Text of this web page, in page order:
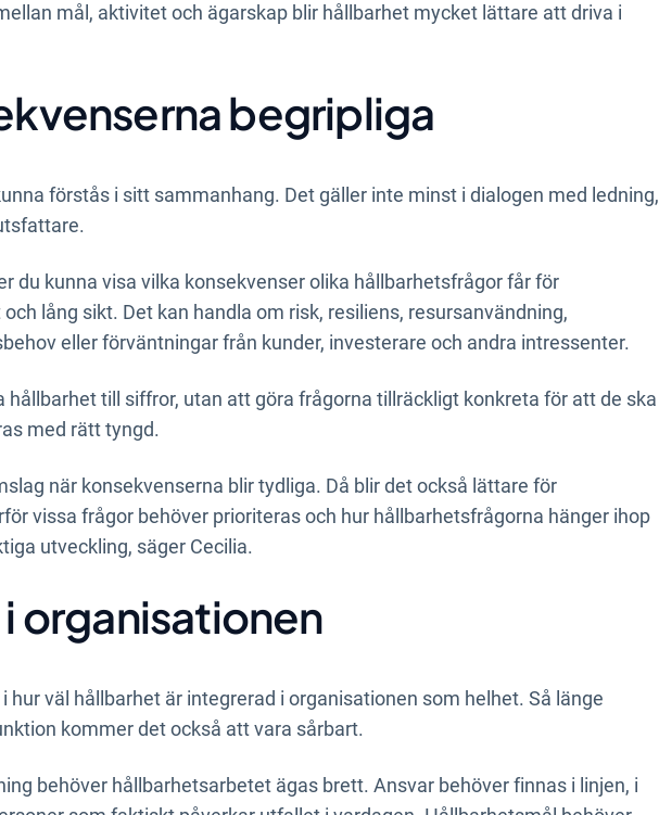
mål, aktivitet och ägarskap blir hållbarhet mycket lättare att driva i
begripliga
förstås i sitt sammanhang. Det gäller inte minst i dialogen med ledning,
du kunna visa vilka konsekvenser olika hållbarhetsfrågor får för
lång sikt. Det kan handla om risk, resiliens, resursanvändning,
eller förväntningar från kunder, investerare och andra intressenter.
hållbarhet till siffror, utan att göra frågorna tillräckligt konkreta för att de ska
med rätt tyngd.
när konsekvenserna blir tydliga. Då blir det också lättare för
vissa frågor behöver prioriteras och hur hållbarhetsfrågorna hänger ihop
utveckling, säger Cecilia.
organisationen
hur väl hållbarhet är integrerad i organisationen som helhet. Så länge
kommer det också att vara sårbart.
behöver hållbarhetsarbetet ägas brett. Ansvar behöver finnas i linjen, i